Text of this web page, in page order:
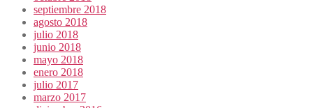
septiembre 2018
agosto 2018
julio 2018
junio 2018
mayo 2018
enero 2018
julio 2017
marzo 2017